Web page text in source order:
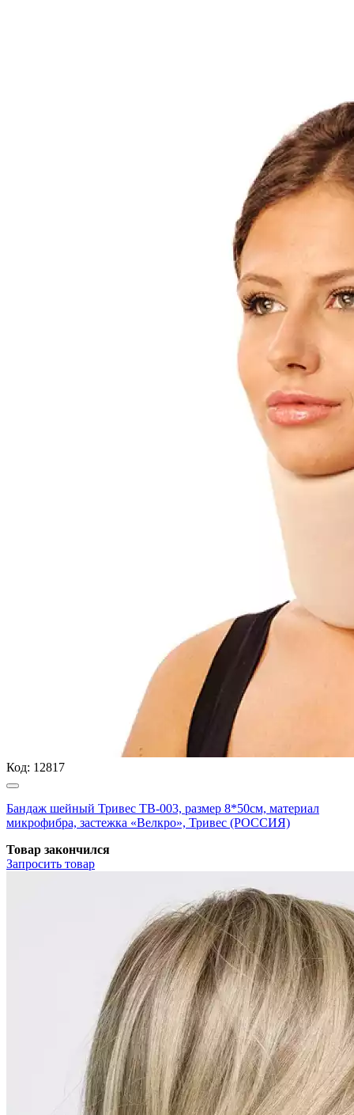
Код: 12817
Бандаж шейный Тривес ТВ-003, размер 8*50см, материал
микрофибра, застежка «Велкро», Тривес (РОССИЯ)
Товар закончился
Запросить товар